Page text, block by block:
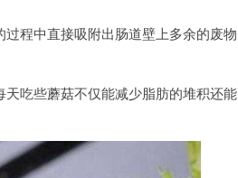
程中直接吸附出肠道壁上多余的废物
吃些蘑菇不仅能减少脂肪的堆积还能